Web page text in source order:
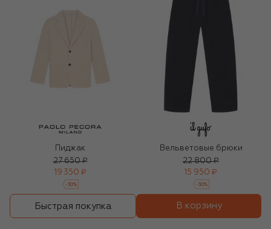
Пиджак
27 650 ₽
19 350 ₽
-30%
Вельветовые брюки
22 800 ₽
15 950 ₽
-30%
Быстрая покупка В корзину